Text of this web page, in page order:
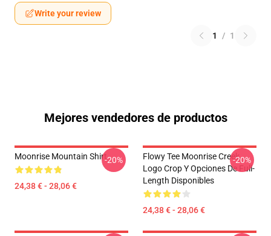
Write your review
1 / 1
Mejores vendedores de productos
Moonrise Mountain Shirt
24,38 € - 28,06 €
-20%
Flowy Tee Moonrise Creek
Logo Crop Y Opciones De Full-
Length Disponibles
24,38 € - 28,06 €
-20%